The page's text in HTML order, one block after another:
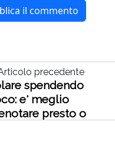
precedente
spendendo
e' meglio
presto o